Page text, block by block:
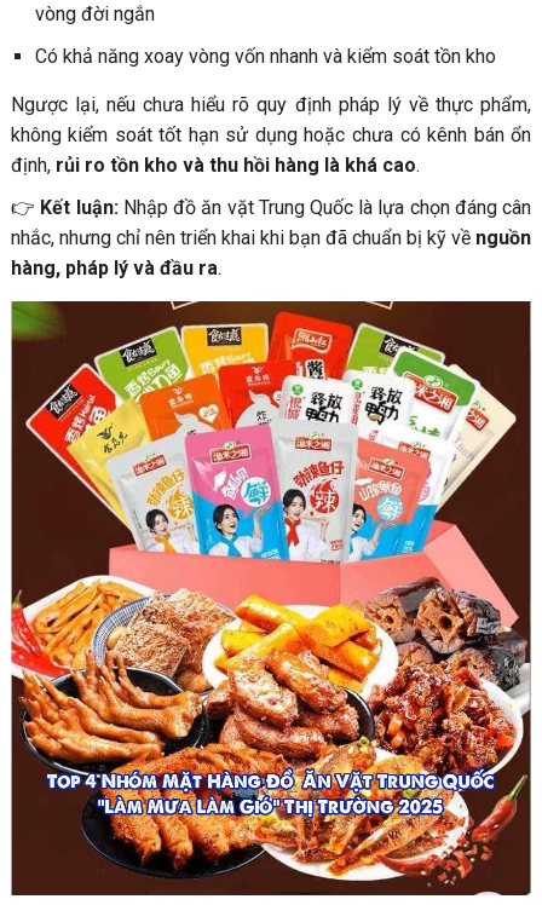
vòng đời ngắn
Có khả năng xoay vòng vốn nhanh và kiểm soát tồn kho
Ngược lại, nếu chưa hiểu rõ quy định pháp lý về thực phẩm,
không kiểm soát tốt hạn sử dụng hoặc chưa có kênh bán ổn
định, rủi ro tồn kho và thu hồi hàng là khá cao.
👉 Kết luận:Nhập đồ ăn vặt Trung Quốc là lựa chọn đáng cân
nhắc, nhưng chỉ nên triển khai khi bạn đã chuẩn bị kỹ về nguồn
hàng, pháp lý và đầu ra.